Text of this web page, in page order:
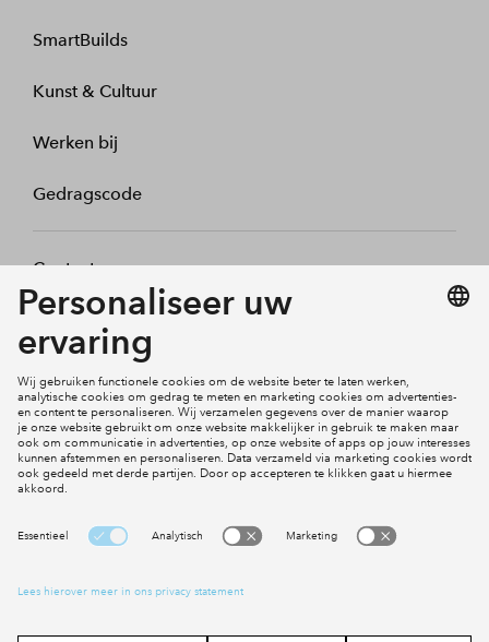
SmartBuilds
Kunst & Cultuur
Werken bij
Gedragscode
Contact
Mijn profiel
Social Media
Cookies